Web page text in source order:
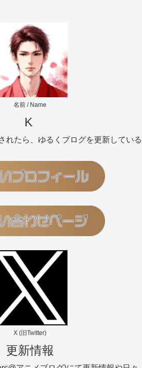
名前 / Name
K
れたら、ゆるくブログを更新している
X (旧Twitter)
更新情報